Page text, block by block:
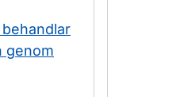
genom